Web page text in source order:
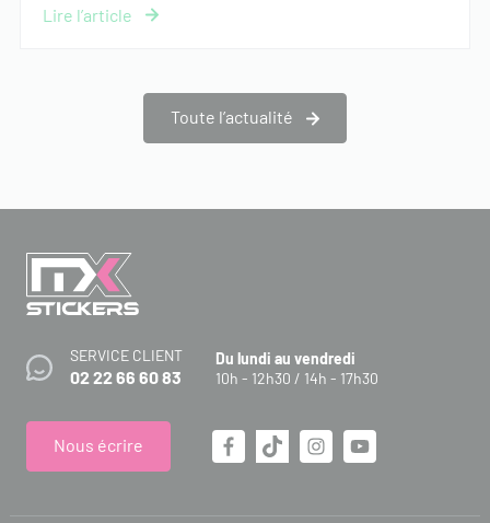
Toute l’actualité
SERVICE CLIENT
02 22 66 60 83
Du lundi au vendredi
10h - 12h30 / 14h - 17h30
Nous écrire